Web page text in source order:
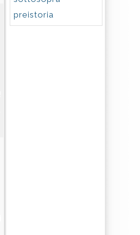
preistoria